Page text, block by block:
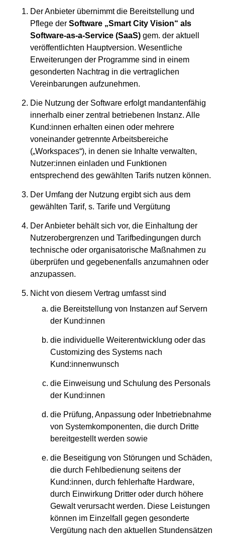
Der Anbieter übernimmt die Bereitstellung und
Pflege der Software „Smart City Vision“ als
Software-as-a-Service (SaaS) gem. der aktuell
veröffentlichten Hauptversion. Wesentliche
Erweiterungen der Programme sind in einem
gesonderten Nachtrag in die vertraglichen
Vereinbarungen aufzunehmen.
Die Nutzung der Software erfolgt mandantenfähig
innerhalb einer zentral betriebenen Instanz. Alle
Kund:innen erhalten einen oder mehrere
voneinander getrennte Arbeitsbereiche
(„Workspaces“), in denen sie Inhalte verwalten,
Nutzer:innen einladen und Funktionen
entsprechend des gewählten Tarifs nutzen können.
Der Umfang der Nutzung ergibt sich aus dem
gewählten Tarif, s. Tarife und Vergütung
Der Anbieter behält sich vor, die Einhaltung der
Nutzerobergrenzen und Tarifbedingungen durch
technische oder organisatorische Maßnahmen zu
überprüfen und gegebenenfalls anzumahnen oder
anzupassen.
Nicht von diesem Vertrag umfasst sind
die Bereitstellung von Instanzen auf Servern
der Kund:innen
die individuelle Weiterentwicklung oder das
Customizing des Systems nach
Kund:innenwunsch
die Einweisung und Schulung des Personals
der Kund:innen
die Prüfung, Anpassung oder Inbetriebnahme
von Systemkomponenten, die durch Dritte
bereitgestellt werden sowie
die Beseitigung von Störungen und Schäden,
die durch Fehlbedienung seitens der
Kund:innen, durch fehlerhafte Hardware,
durch Einwirkung Dritter oder durch höhere
Gewalt verursacht werden. Diese Leistungen
können im Einzelfall gegen gesonderte
Vergütung nach den aktuellen Stundensätzen